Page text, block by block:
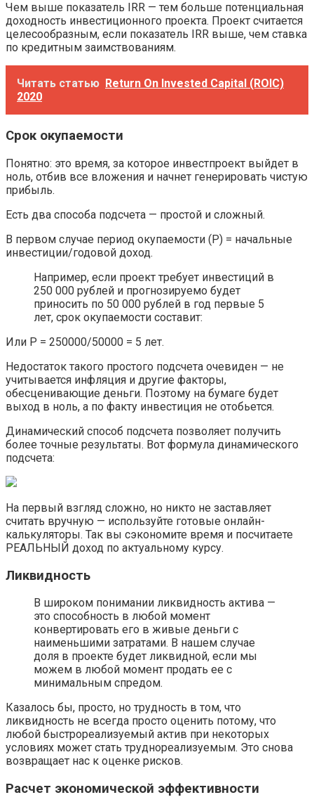
Чем выше показатель IRR — тем больше потенциальная
доходность инвестиционного проекта. Проект считается
целесообразным, если показатель IRR выше, чем ставка
по кредитным заимствованиям.
Читать статью Return On Invested Capital (ROIC)
2020
Срок окупаемости
Понятно: это время, за которое инвестпроект выйдет в
ноль, отбив все вложения и начнет генерировать чистую
прибыль.
Есть два способа подсчета — простой и сложный.
В первом случае период окупаемости (P) = начальные
инвестиции/годовой доход.
Например, если проект требует инвестиций в
250 000 рублей и прогнозируемо будет
приносить по 50 000 рублей в год первые 5
лет, срок окупаемости составит:
Или P = 250000/50000 = 5 лет.
Недостаток такого простого подсчета очевиден — не
учитывается инфляция и другие факторы,
обесценивающие деньги. Поэтому на бумаге будет
выход в ноль, а по факту инвестиция не отобьется.
Динамический способ подсчета позволяет получить
более точные результаты. Вот формула динамического
подсчета:
На первый взгляд сложно, но никто не заставляет
считать вручную — используйте готовые онлайн-
калькуляторы. Так вы сэкономите время и посчитаете
РЕАЛЬНЫЙ доход по актуальному курсу.
Ликвидность
В широком понимании ликвидность актива —
это способность в любой момент
конвертировать его в живые деньги с
наименьшими затратами. В нашем случае
доля в проекте будет ликвидной, если мы
можем в любой момент продать ее с
минимальным спредом.
Казалось бы, просто, но трудность в том, что
ликвидность не всегда просто оценить потому, что
любой быстрореализуемый актив при некоторых
условиях может стать труднореализуемым. Это снова
возвращает нас к оценке рисков.
Расчет экономической эффективности